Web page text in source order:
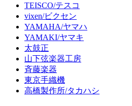
TEISCO/テスコ
vixen/ビクセン
YAMAHA/ヤマハ
YAMAKI/ヤマキ
太鼓正
山下弦楽器工房
斉藤楽器
東京手織機
高橋製作所/タカハシ